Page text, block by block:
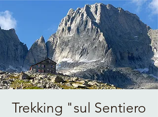
Trekking "sul Sentiero